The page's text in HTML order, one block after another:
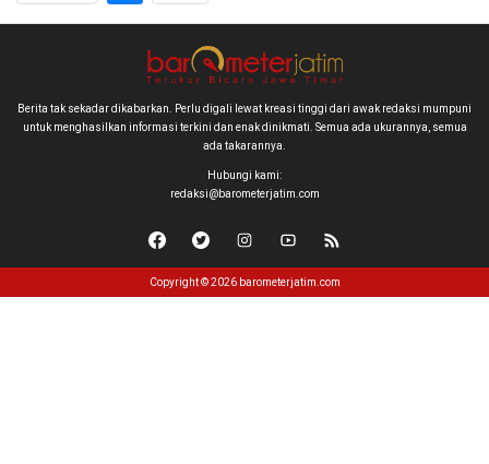
Berita tak sekadar dikabarkan. Perlu digali lewat kreasi tinggi dari awak redaksi mumpuni
untuk menghasilkan informasi terkini dan enak dinikmati. Semua ada ukurannya, semua
ada takarannya.
Hubungi kami:
redaksi@barometerjatim.com
Copyright © 2026 barometerjatim.com